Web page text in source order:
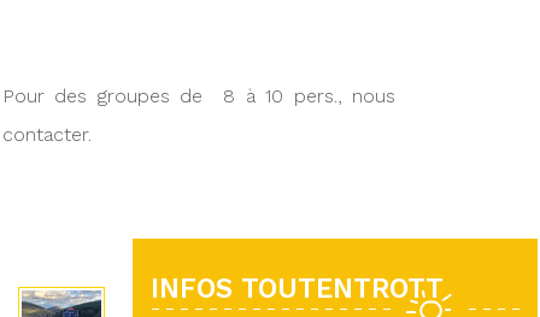
Pour des groupes de 8 à 10 pers., nous
contacter.
INFOS TOUTENTROTT